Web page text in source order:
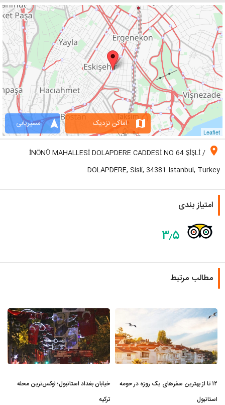
Leaflet
navigation مسیریابی map اماکن نزدیک
location_on
İNÖNÜ MAHALLESİ DOLAPDERE CADDESİ NO 64 ŞİŞLİ /
DOLAPDERE, Sisli, 34381 Istanbul, Turkey
امتیاز بندی
۳٫۵
مطالب مرتبط
۱۲ تا از بهترین سفرهای یک روزه در حومه
استانبول
خیابان بغداد استانبول؛ لوکس‌ترین محله
ترکیه